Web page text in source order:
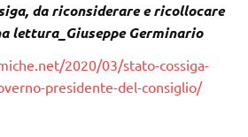
da riconsiderare e ricollocare
lettura_Giuseppe Germinario
2020/03/stato-cossiga-
presidente-del-consiglio/